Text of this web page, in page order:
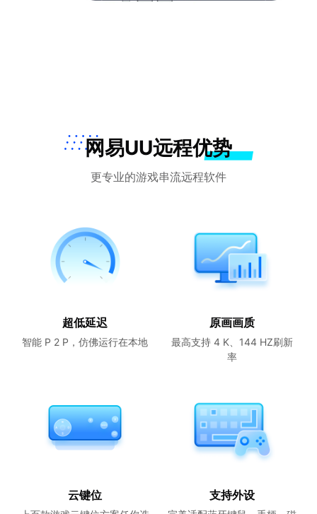
网易UU远程优势
更专业的游戏串流远程软件
超低延迟
智能 P 2 P，仿佛运行在本地
原画画质
最高支持 4 K、144 HZ刷新
率
云键位 支持外设